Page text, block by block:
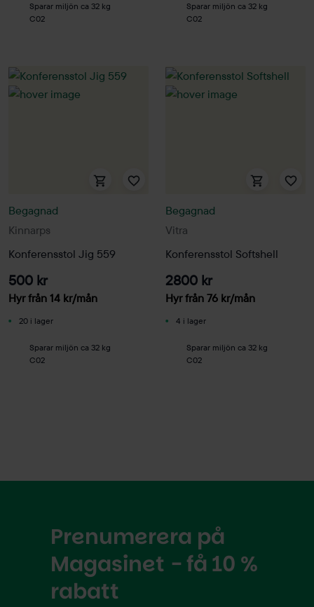
Sparar miljön ca 32 kg
C02
Sparar miljön ca 32 kg
C02
Kinnarps
Begagnad
Konferensstol Jig 559
500 kr
Hyr från 14 kr/mån
20 i lager
Sparar miljön ca 32 kg
C02
Vitra
Begagnad
Konferensstol Softshell
2800 kr
Hyr från 76 kr/mån
4 i lager
Sparar miljön ca 32 kg
C02
Prenumerera på
Magasinet - få 10 %
rabatt